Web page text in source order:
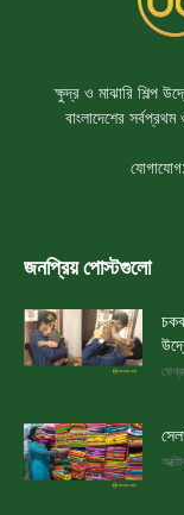
ক্ষুদ্র ও মাঝারি শিল্প
বাংলাদেশের
যোগাযোগ:
জনপ্রিয় পোস্টগুলো